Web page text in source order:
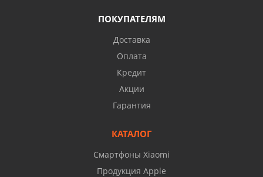
ПОКУПАТЕЛЯМ
Доставка
Оплата
Кредит
Акции
Гарантия
КАТАЛОГ
Смартфоны Xiaomi
Продукция Apple